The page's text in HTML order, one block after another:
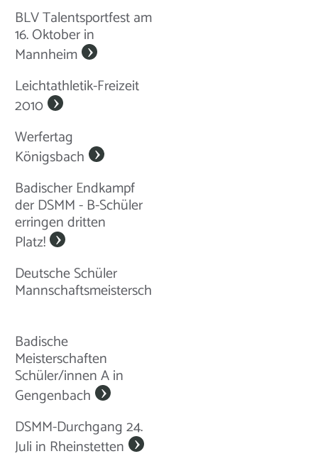
BLV Talentsportfest am
16. Oktober in
Mannheim
Leichtathletik-Freizeit
2010
Werfertag
Königsbach
Badischer Endkampf
der DSMM - B-Schüler
erringen dritten
Platz!
Deutsche Schüler
Mannschaftsmeisterschaften
Badische
Meisterschaften
Schüler/innen A in
Gengenbach
DSMM-Durchgang 24.
Juli in Rheinstetten